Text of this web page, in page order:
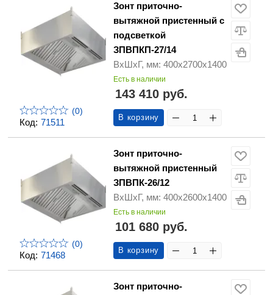
Код: 71511
(0)
Зонт приточно-
вытяжной пристенный с
подсветкой
ЗПВПКП-27/14
ВхШхГ, мм: 400х2700х1400
Есть в наличии
143 410 руб.
В корзину
Код: 71468
(0)
Зонт приточно-
вытяжной пристенный
ЗПВПК-26/12
ВхШхГ, мм: 400х2600х1400
Есть в наличии
101 680 руб.
В корзину
Зонт приточно-